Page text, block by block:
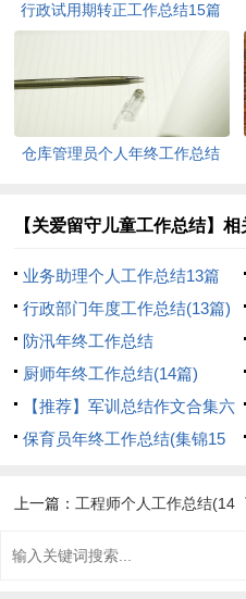
行政试用期转正工作总结15篇
仓库管理员个人年终工作总结
【关爱留守儿童工作总结】相
业务助理个人工作总结13篇
行政部门年度工作总结(13篇)
防汛年终工作总结
厨师年终工作总结(14篇)
【推荐】军训总结作文合集六
篇保育员年终工作总结(集锦15
上一篇： 工程师个人工作总结(14